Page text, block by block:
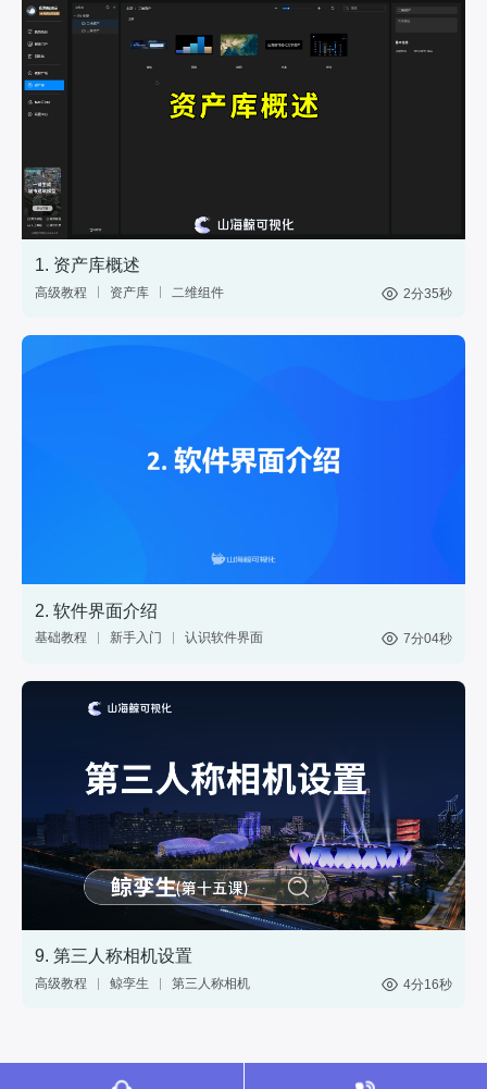
1. 资产库概述
高级教程 资产库
二维组件
2分35秒
2. 软件界面介绍
基础教程 新手入门
认识软件界面
7分04秒
9. 第三人称相机设置
高级教程 鲸孪生
第三人称相机
4分16秒